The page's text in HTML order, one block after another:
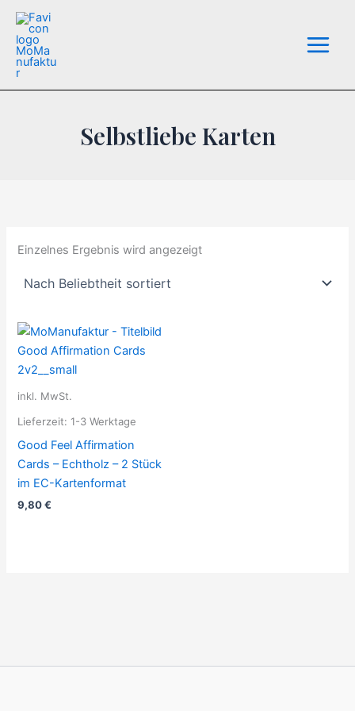
Zum
Inhalt
springen
Selbstliebe Karten
Einzelnes Ergebnis wird angezeigt
inkl. MwSt.
Lieferzeit:1-3 Werktage
Good Feel Affirmation
Cards – Echtholz – 2 Stück
im EC-Kartenformat
9,80€